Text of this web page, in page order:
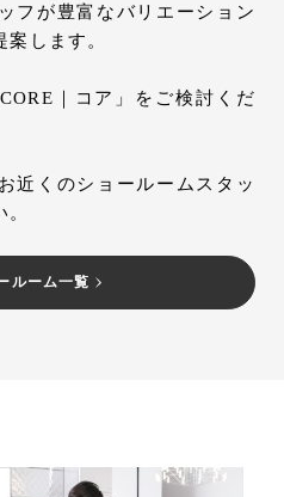
フが豊富なバリエーション
します。
｜コア」をご検討くだ
近くのショールームスタッ
ルーム一覧